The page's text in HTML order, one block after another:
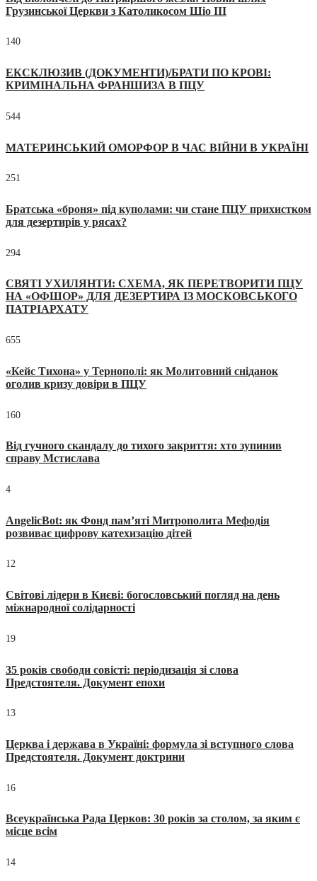
Грузинської Церкви з Католикосом Шіо III
140
ЕКСКЛЮЗИВ (ДОКУМЕНТИ)/БРАТИ ПО КРОВІ:
КРИМІНАЛЬНА ФРАНШИЗА В ПЦУ
544
МАТЕРИНСЬКИЙ ОМОРФОР В ЧАС ВІЙНИ В УКРАЇНІ
251
Братська «броня» під куполами: чи стане ПЦУ прихистком
для дезертирів у рясах?
294
СВЯТІ УХИЛЯНТИ: СХЕМА, ЯК ПЕРЕТВОРИТИ ПЦУ
НА «ОФШОР» ДЛЯ ДЕЗЕРТИРА ІЗ МОСКОВСЬКОГО
ПАТРІАРХАТУ
655
«Кейс Тихона» у Тернополі: як Молитовний сніданок
оголив кризу довіри в ПЦУ
160
Від гучного скандалу до тихого закриття: хто зупинив
справу Мстислава
4
AngelicBot: як Фонд пам’яті Митрополита Мефодія
розвиває цифрову катехизацію дітей
12
Світові лідери в Києві: богословський погляд на день
міжнародної солідарності
19
35 років свободи совісті: періодизація зі слова
Предстоятеля. Документ епохи
13
Церква і держава в Україні: формула зі вступного слова
Предстоятеля. Документ доктрини
16
Всеукраїнська Рада Церков: 30 років за столом, за яким є
місце всім
14